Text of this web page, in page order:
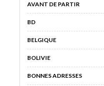
AVANT DE PARTIR
BD
BELGIQUE
BOLIVIE
BONNES ADRESSES